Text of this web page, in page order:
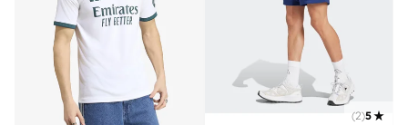
5
(
2
)